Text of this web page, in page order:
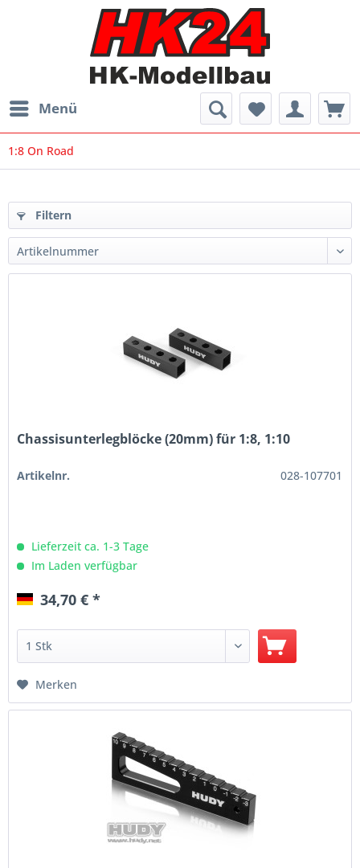
Menü
1:8 On Road
Filtern
Chassisunterlegblöcke (20mm) für 1:8, 1:10
Artikelnr. 028-107701
Lieferzeit ca. 1-3 Tage
Im Laden verfügbar
34,70 € *
Merken